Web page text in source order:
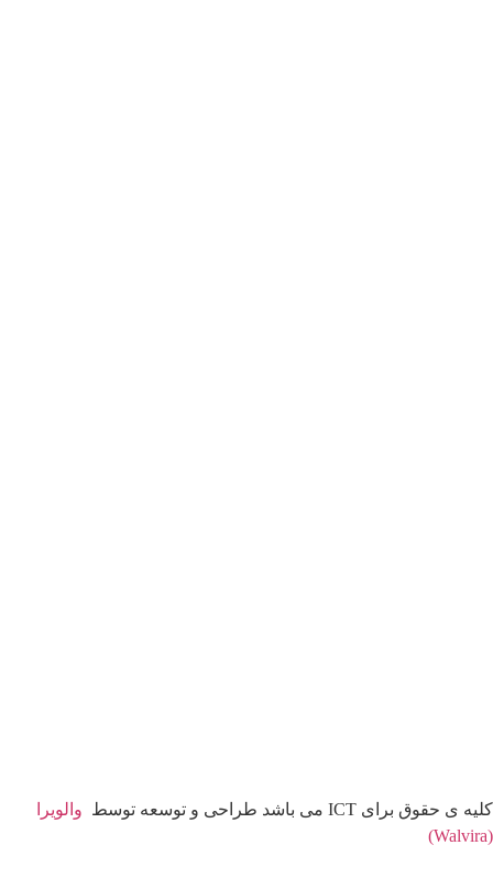
کلیه ی حقوق برای ICT می باشد طراحی و توسعه توسط
والویرا
(Walvira)